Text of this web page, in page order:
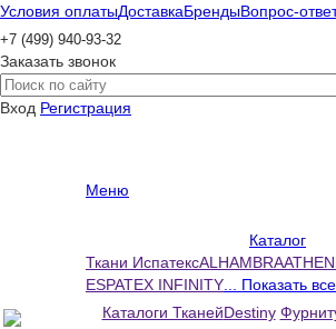
Условия оплатыДоставкаБрендыВопрос-
+7 (499) 940-93-32
Заказать звонок
Вход Регистрация
Меню
Каталог
Ткани ИспатексALHAMBRA
ESPATEX INFINITY ... Показать все
Каталоги ТканейDestiny